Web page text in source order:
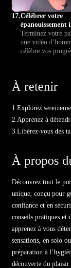
17.Célébrer votre
épanouissement
Terminez votre
une vidéo
célèbre vos
valoriser votre
saluer votre
avec Climax™.
À retenir
1.Explorez
2.Apprenez à
3.Libérez-vous des
À propos
Découvrez tout le
unique, conçu pour
confiance et en
conseils pratiques et
apprenez à vous
sensations, en solo
préparation à
découverte du plaisir